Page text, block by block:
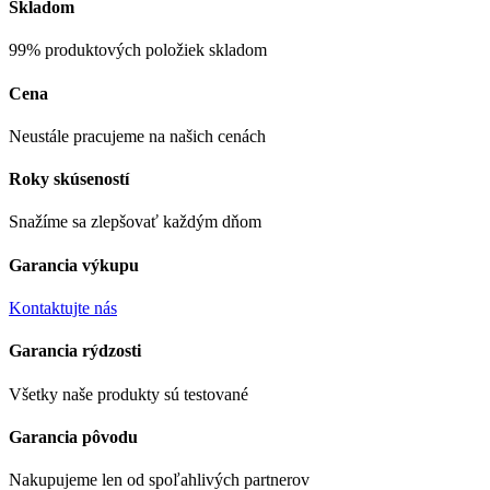
Skladom
99% produktových položiek skladom
Cena
Neustále pracujeme na našich cenách
Roky skúseností
Snažíme sa zlepšovať každým dňom
Garancia výkupu
Kontaktujte nás
Garancia rýdzosti
Všetky naše produkty sú testované
Garancia pôvodu
Nakupujeme len od spoľahlivých partnerov